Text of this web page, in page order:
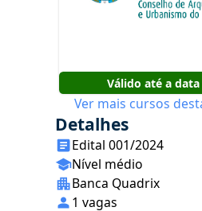
Válido até a
Ver mais cursos
Detalhes
Edital 001/2024
Nível médio
Banca Quadrix
1 vagas